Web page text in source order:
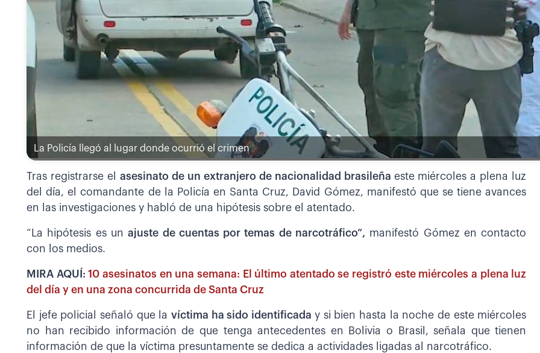
La Policía llegó al lugar donde ocurrió el crimen
Tras registrarse el asesinato de un extranjero de nacionalidad brasileña este miércoles a plena luz
del día, el comandante de la Policía en Santa Cruz, David Gómez, manifestó que se tiene avances
en las investigaciones y habló de una hipótesis sobre el atentado.
“La hipótesis es unajuste de cuentas por temas de narcotráfico”, manifestó Gómez en contacto
con los medios.
MIRA AQUÍ:10 asesinatos en una semana: El último atentado se registró este miércoles a plena luz
del día y en una zona concurrida de Santa Cruz
El jefe policial señaló que lavíctima ha sido identificada y si bien hasta la noche de este miércoles
no han recibido información de que tenga antecedentes en Bolivia o Brasil, señala que tienen
información de que la víctima presuntamente se dedica a actividades ligadas al narcotráfico.